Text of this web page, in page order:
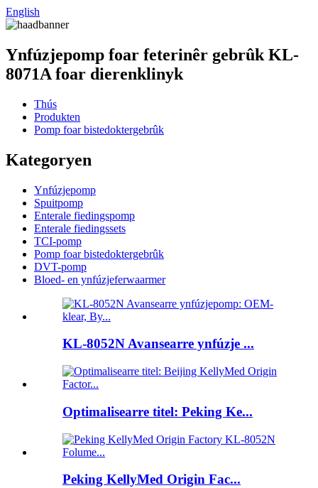
English
Ynfúzjepomp foar feterinêr gebrûk KL-
8071A foar dierenklinyk
Thús
Produkten
Pomp foar bistedoktergebrûk
Kategoryen
Ynfúzjepomp
Spuitpomp
Enterale fiedingspomp
Enterale fiedingssets
TCI-pomp
Pomp foar bistedoktergebrûk
DVT-pomp
Bloed- en ynfúzjeferwaarmer
KL-8052N Avansearre ynfúzje ...
Optimalisearre titel: Peking Ke...
Peking KellyMed Origin Fac...